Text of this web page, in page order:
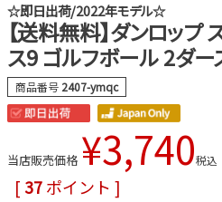
☆即日出荷/2022年モデル☆
【送料無料】ダンロップ
ス9 ゴルフボール 2ダ
商品番号 2407-ymqc
当店販売価格 ¥3,740税込
[37ポイント ]